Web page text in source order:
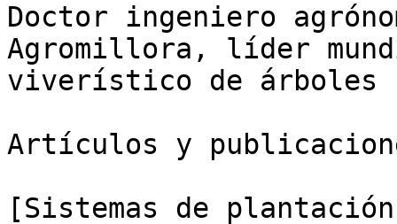
Doctor ingeniero
Agromillora, líder
viverístico de
Artículos y
[Sistemas de